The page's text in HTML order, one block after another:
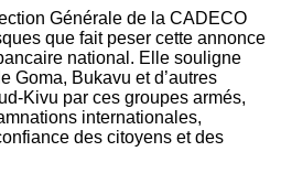
Générale de la CADECO
que fait peser cette annonce
national. Elle souligne
Goma, Bukavu et d’autres
Kivu par ces groupes armés,
internationales,
des citoyens et des